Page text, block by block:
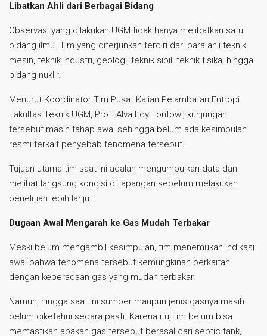
Libatkan Ahli dari Berbagai Bidang
Observasi yang dilakukan UGM tidak hanya melibatkan satu
bidang ilmu. Tim yang diterjunkan terdiri dari para ahli teknik
mesin, teknik industri, geologi, teknik sipil, teknik fisika, hingga
bidang nuklir.
Menurut Koordinator Tim Pusat Kajian Pelambatan Entropi
Fakultas Teknik UGM, Prof. Alva Edy Tontowi, kunjungan
tersebut masih tahap awal sehingga belum ada kesimpulan
resmi terkait penyebab fenomena tersebut.
Tujuan utama tim saat ini adalah mengumpulkan data dan
melihat langsung kondisi di lapangan sebelum melakukan
penelitian lebih lanjut.
Dugaan Awal Mengarah ke Gas Mudah Terbakar
Meski belum mengambil kesimpulan, tim menemukan indikasi
awal bahwa fenomena tersebut kemungkinan berkaitan
dengan keberadaan gas yang mudah terbakar.
Namun, hingga saat ini sumber maupun jenis gasnya masih
belum diketahui secara pasti. Karena itu, tim belum bisa
memastikan apakah gas tersebut berasal dari septic tank,